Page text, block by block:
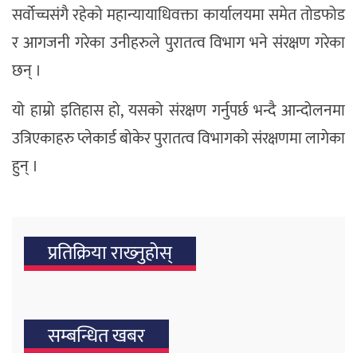
सर्वोच्चसंगै रहेको महान्यायाधिवक्ता कार्यालयमा समेत तोडफोड
र आगजनी गरेका उनीहरुले पुरातत्व विभाग भने संरक्षण गरेका
छन् ।
यो हाम्रो इतिहास हो, यसको संरक्षण गर्नुपर्छ भन्दै आन्दोलनमा
उत्रिएकाहरु प्लेकार्ड बोकेर पुरातत्व विभागको संरक्षणमा लागेका
हुन् ।
प्रतिक्रिया राख्‍नुहोस्
सम्बन्धित खबर